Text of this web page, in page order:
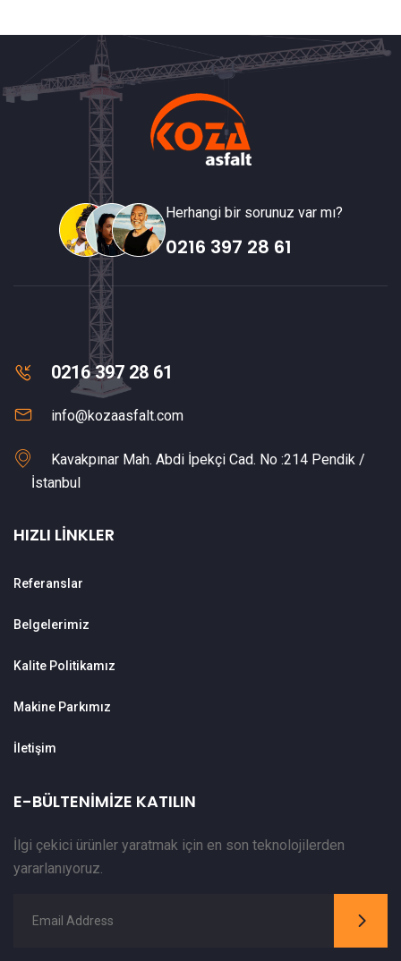
Herhangi bir sorunuz var mı?
0216 397 28 61
0216 397 28 61
info@kozaasfalt.com
Kavakpınar Mah. Abdi İpekçi Cad. No :214 Pendik /
İstanbul
HIZLI LINKLER
Referanslar
Belgelerimiz
Kalite Politikamız
Makine Parkımız
İletişim
E-BÜLTENIMIZE KATILIN
İlgi çekici ürünler yaratmak için en son teknolojilerden
yararlanıyoruz.